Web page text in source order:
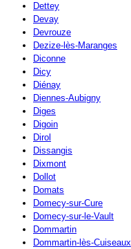
Dettey
Devay
Devrouze
Dezize-lès-Maranges
Diconne
Dicy
Diénay
Diennes-Aubigny
Diges
Digoin
Dirol
Dissangis
Dixmont
Dollot
Domats
Domecy-sur-Cure
Domecy-sur-le-Vault
Dommartin
Dommartin-lès-Cuiseaux